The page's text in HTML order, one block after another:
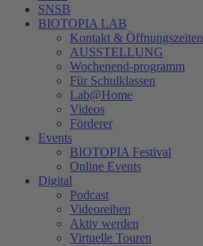
SNSB
BIOTOPIA LAB
Kontakt & Öffnungszeiten
AUSSTELLUNG
Wochenend-programm
Für Schulklassen
Lab@Home
Videos
Förderer
Events
BIOTOPIA Festival
Online Events
Digital
Podcast
Videoreihen
Aktiv werden
Virtuelle Touren